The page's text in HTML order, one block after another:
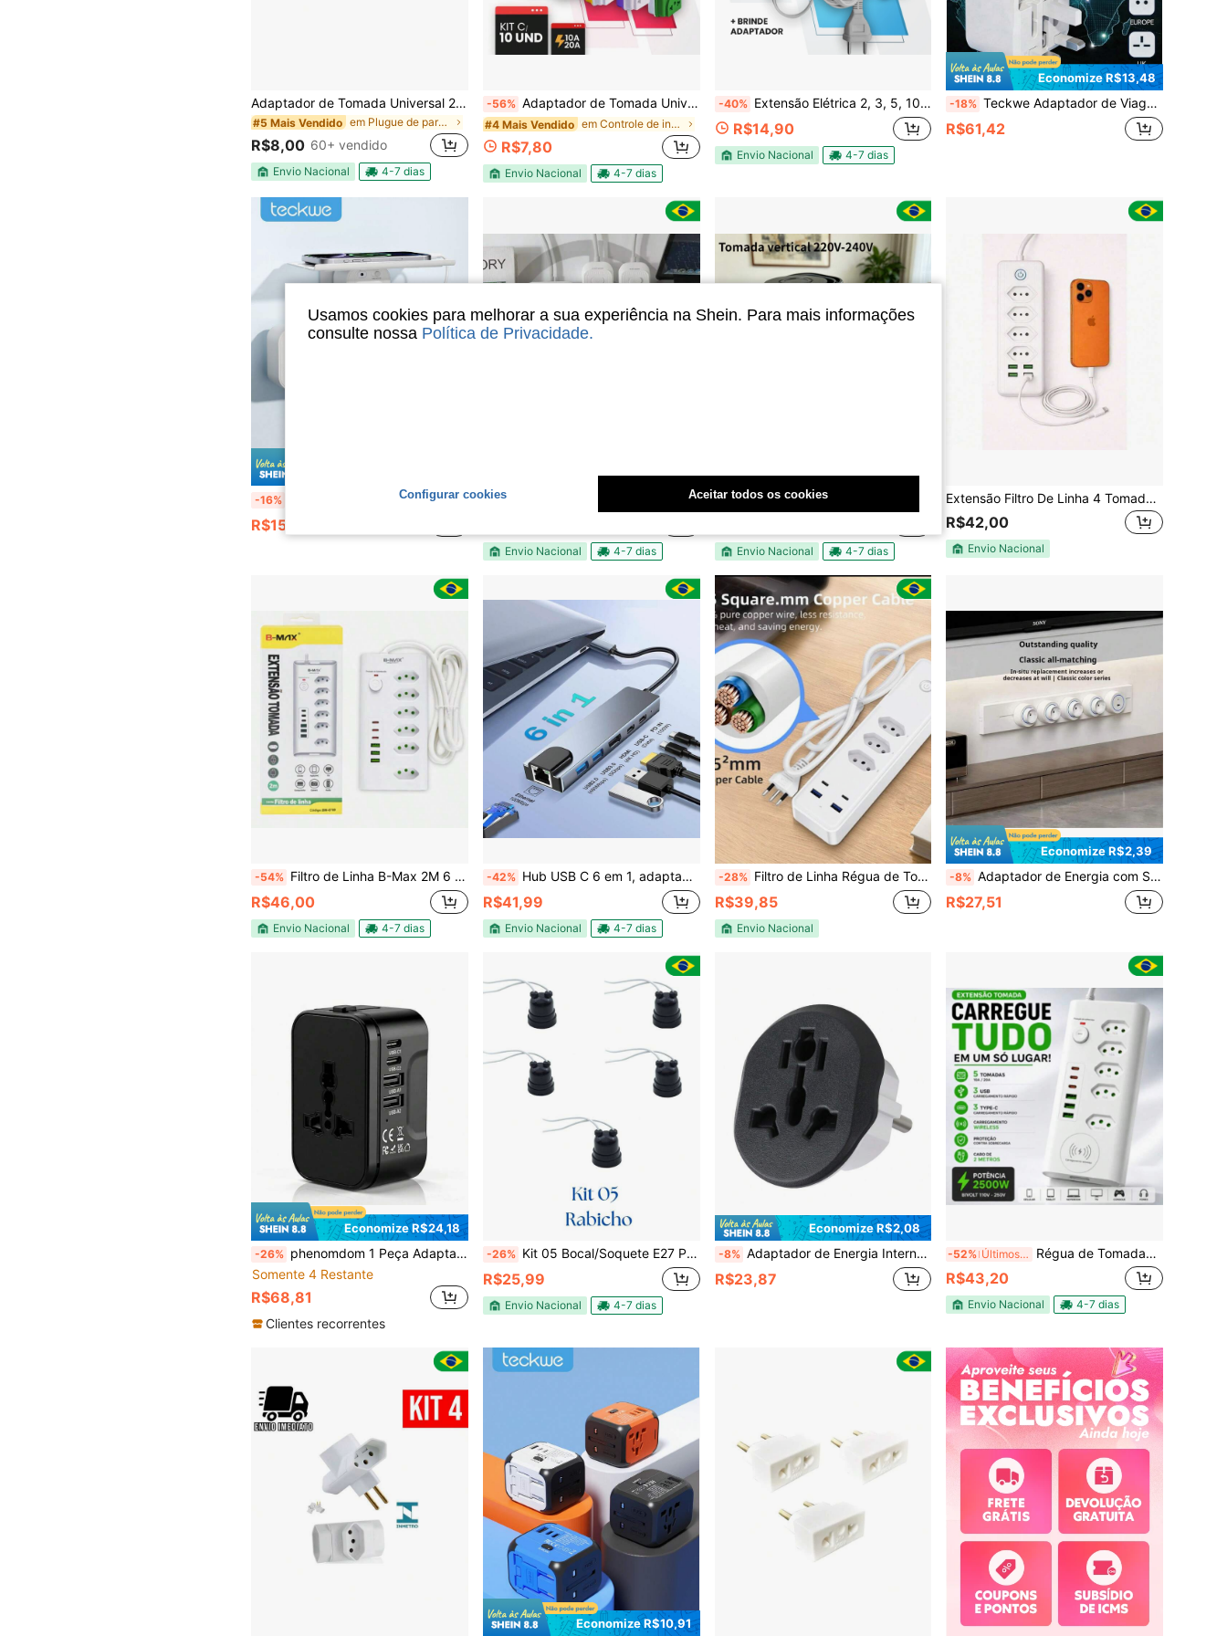
Adaptador de Tomada Universal 20A Branco
#5 Mais Vendido em Plugue de parede Adaptadores e tomadas múltipla
R$8,00 60+ vendido
Envio Nacional 4-7 dias
-56% Adaptador de Tomada Universal Kit Com 10 Benjamim Bivolt 10A/20A Pino Maciço Resistente Casa Viagem
#4 Mais Vendido em Controle de interruptor Tomadas elétricas e ace
R$7,80
Envio Nacional 4-7 dias
-40% Extensão Elétrica 2, 3, 5, 10 Metros Branca Extensão Compacta Tripolares Energia 3 Tomadas bivolt
R$14,90
Envio Nacional 4-7 dias
Economize R$13,48
-18% Teckwe Adaptador de Viagem , Adaptador Universal Internacional de Energia Europeu, Carregador de Parede com Portas Tipo C & USB-A para Celular e Laptop dos EUA, UE, Reino Unido e Austrália
R$61,42
-16% Teckwe Extensor de Tomada de Parede 5 Vias com 6 Portas de Carregamento USB (3C+3A), Régua de Energia Montada na Parede com Prateleira para Telefone e Interruptores Individuais, Adaptador Multi-Tomada para Casa
R$157,88
-43%
Envio Nacional 4-7 dias
Economize R$71,95
-45% Régua de Tomadas Vertical 220V-240V,Torre De Tomada Eletrica Com 3 Entradas Universais
Envio Nacional 4-7 dias
Extensão Filtro De Linha 4 Tomadas Régua Bivolt C/ 4 Usb
R$42,00
Envio Nacional
-54% Filtro de Linha B-Max 2M 6 Tomadas Bivolt Universal 110V 220V Régua Extensão Elétrica 3 USB + 3 USB-C Carregamento Rápido 2500W Proteção Contra Sobrecarga Interruptor Liga Desliga Cabo Reforçado 2 Metros Padrão Brasileiro NBR14136 Para Casa Escritório Gamer PC Notebook TV Celular Tablet Impressora Eletrônicos
R$46,00
Envio Nacional 4-7 dias
-42% Hub USB C 6 em 1, adaptador multiporta Ethernet com 4K, porta Ethernet RJ45, USB 3.0 / 2.0, USB C, PD100W, adequado para
R$41,99
Envio Nacional 4-7 dias
-28% Filtro de Linha Régua de Tomadas 2,3,4,5 tomadas 2 USB 2 Tipo C
R$39,85
Envio Nacional
Economize R$2,39
-8% Adaptador de Energia com Soquete de Trilho Guia, Interruptor Rotativo Removível, Montado na Parede, Pode Substituir Diretamente o Painel de Parede Tipo 86.118, Adequado para Cozinha, Sala de Estar, Quarto, Escritório, Sala de Conferência, Dispositivo de Expansão de Energia com Luz Indicadora LED
R$27,51
Economize R$24,18
-26% phenomdom 1 Peça Adaptador de Viagem Universal, 2 Portas Tipo-C (Máx 3A) + 2 Portas USB (Máx 2.4A) Carregamento Rápido, Adaptador de Tomada AC 5 em 1 com Duplo Fusível, Adequado para EUA/UE/UK/AU, para Uso Doméstico, Escritório e Viagem
Somente 4 Restante
R$68,81
Clientes recorrentes
-26% Kit 05 Bocal/Soquete E27 Preto com rabicho
R$25,99
Envio Nacional 4-7 dias
Economize R$2,08
-8% Adaptador de Energia Internacional Portátil para Viagens, Entrada Universal para Tomada Europeia (Alemanha, França, Coreia), Essencial para Casa e Escritório, 250V
R$23,87
-52% Últimos 3 dias Régua de Tomadas 5 Entradas 20A com 3 USB e 3 USB Tipo C, Carregador Wireless por Indução, Filtro de Linha Bivolt, Cabo 2 Metros, Carregamento Rápido, Extensão Elétrica com Proteção Contra Sobrecarga, Ideal para Celular, Notebook, Computador, Monitor, TV, Videogame, Escritório, Home Office e Uso Residencial
R$43,20
Envio Nacional 4-7 dias
Economize R$10,91
Usamos cookies para melhorar a sua experiência na Shein. Para mais informações
consulte nossa Política de Privacidade.
Configurar cookies Aceitar todos os cookies